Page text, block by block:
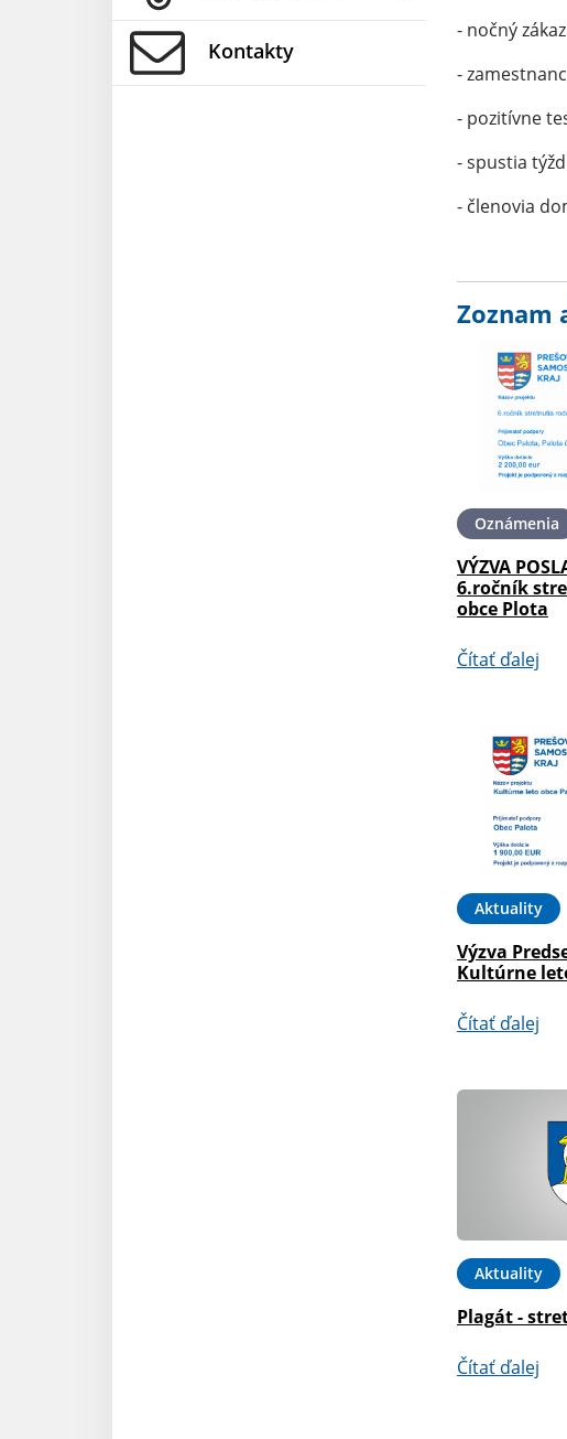
Kontakty
- nočný
-
- pozitívne
- spustia
- členovia
Zoznam
Oznámenia
VÝZVA
6.ročník
obce Plota
Čítať ďalej
Aktuality
Výzva
Kultúrne
Čítať ďalej
Aktuality
Plagát -
Čítať ďalej